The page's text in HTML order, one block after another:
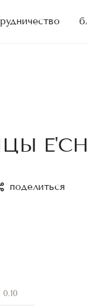
поделиться
0.10